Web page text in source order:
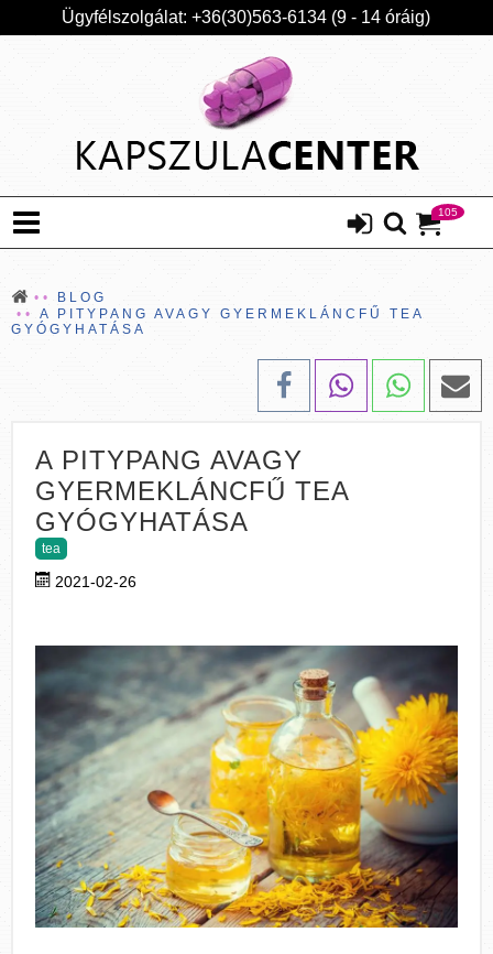
Ügyfélszolgálat: +36(30)563-6134 (9 - 14 óráig)
105
BLOG
A PITYPANG AVAGY GYERMEKLÁNCFŰ TEA
GYÓGYHATÁSA
A PITYPANG AVAGY
GYERMEKLÁNCFŰ TEA
GYÓGYHATÁSA
tea
2021-02-26